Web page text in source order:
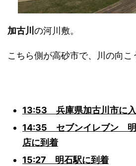
加古川 の河川敷。
こちら側が高砂市で、川の向こ
13:53 兵庫県加古川市に
14:35 セブンイレブン 明
店に到着
15:27 明石駅に到着